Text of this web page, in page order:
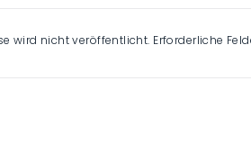
wird nicht veröffentlicht. Erforderliche